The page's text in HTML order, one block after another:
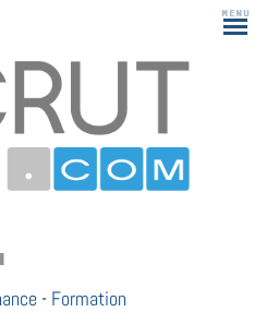
- Formation